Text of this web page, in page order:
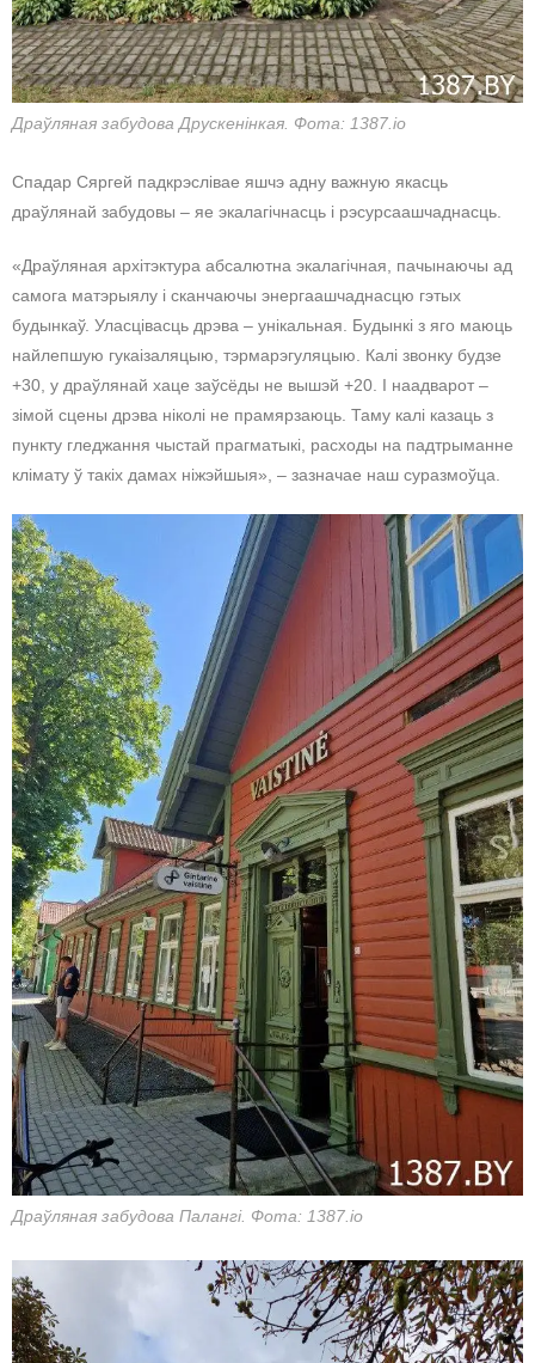
Драўляная забудова Друскенінкая. Фота: 1387.io
Спадар Сяргей падкрэслівае яшчэ адну важную якасць
драўлянай забудовы – яе экалагічнасць і рэсурсаашчаднасць.
«Драўляная архітэктура абсалютна экалагічная, пачынаючы ад
самога матэрыялу і сканчаючы энергаашчаднасцю гэтых
будынкаў. Уласцівасць дрэва – унікальная. Будынкі з яго маюць
найлепшую гукаізаляцыю, тэрмарэгуляцыю. Калі звонку будзе
+30, у драўлянай хаце заўсёды не вышэй +20. І наадварот –
зімой сцены дрэва ніколі не прамярзаюць. Таму калі казаць з
пункту гледжання чыстай прагматыкі, расходы на падтрыманне
клімату ў такіх дамах ніжэйшыя», – зазначае наш суразмоўца.
Драўляная забудова Палангі. Фота: 1387.io